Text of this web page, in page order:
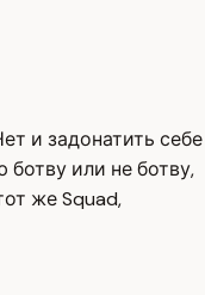
и задонатить себе
или не ботву,
же Squad,